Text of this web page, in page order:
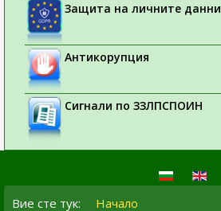
Защита на личните данни
Антикорупция
Сигнали по ЗЗЛПСПОИН
Вие сте тук: Начало